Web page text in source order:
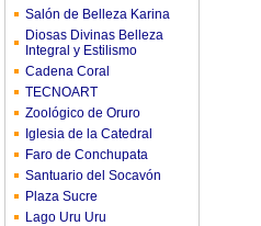
Salón de Belleza Karina
Diosas Divinas Belleza
Integral y Estilismo
Cadena Coral
TECNOART
Zoológico de Oruro
Iglesia de la Catedral
Faro de Conchupata
Santuario del Socavón
Plaza Sucre
Lago Uru Uru